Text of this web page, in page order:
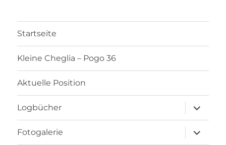
Startseite
Kleine Cheglia – Pogo 36
Aktuelle Position
Logbücher
öffnen
Fotogalerie
öffnen